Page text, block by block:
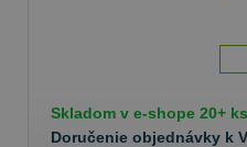
Skladom v e-shope 20+ ks
Doručenie objednávky k